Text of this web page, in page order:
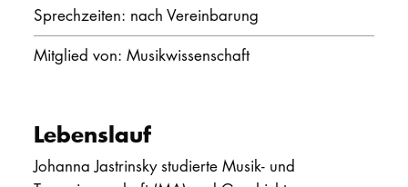
Sprechzeiten: nach Vereinbarung
Mitglied von: Musikwissenschaft
Lebenslauf
Johanna Jastrinsky studierte Musik- und